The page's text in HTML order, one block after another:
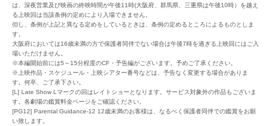
は、深夜営業及び映画の終映時間が午後11時(大阪府、群馬県、三重県は午後10時）を越え
る上映回は当該条例の定めにより入場できません。
但し、条例が上記と異なる定めをしているときは、条例の定めるところによるものとしま
す。
大阪府においては16歳未満の方で保護者同伴でない場合は午後7時を過ぎる上映回にはご入
場いただけません。
※本編開始前には5～15分程度のCF・予告編がございます。予めご了承ください。
※上映作品・スケジュール・上映シアター番号などは、予告なく変更する場合がありま
す。何卒、ご了承下さい。
[L] Late Show Lマークの回はレイトショーとなります。サービス対象外の作品もございま
す。各劇場の鑑賞料金ページをご確認ください。
[PG12] Parental Guidance-12 12歳未満のお客様は、なるべく保護者同伴での鑑賞をお願
い致します。